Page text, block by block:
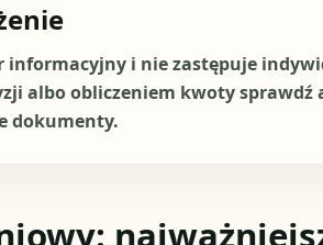
informacyjny i nie zastępuje
albo obliczeniem kwoty sprawdź
dokumenty.